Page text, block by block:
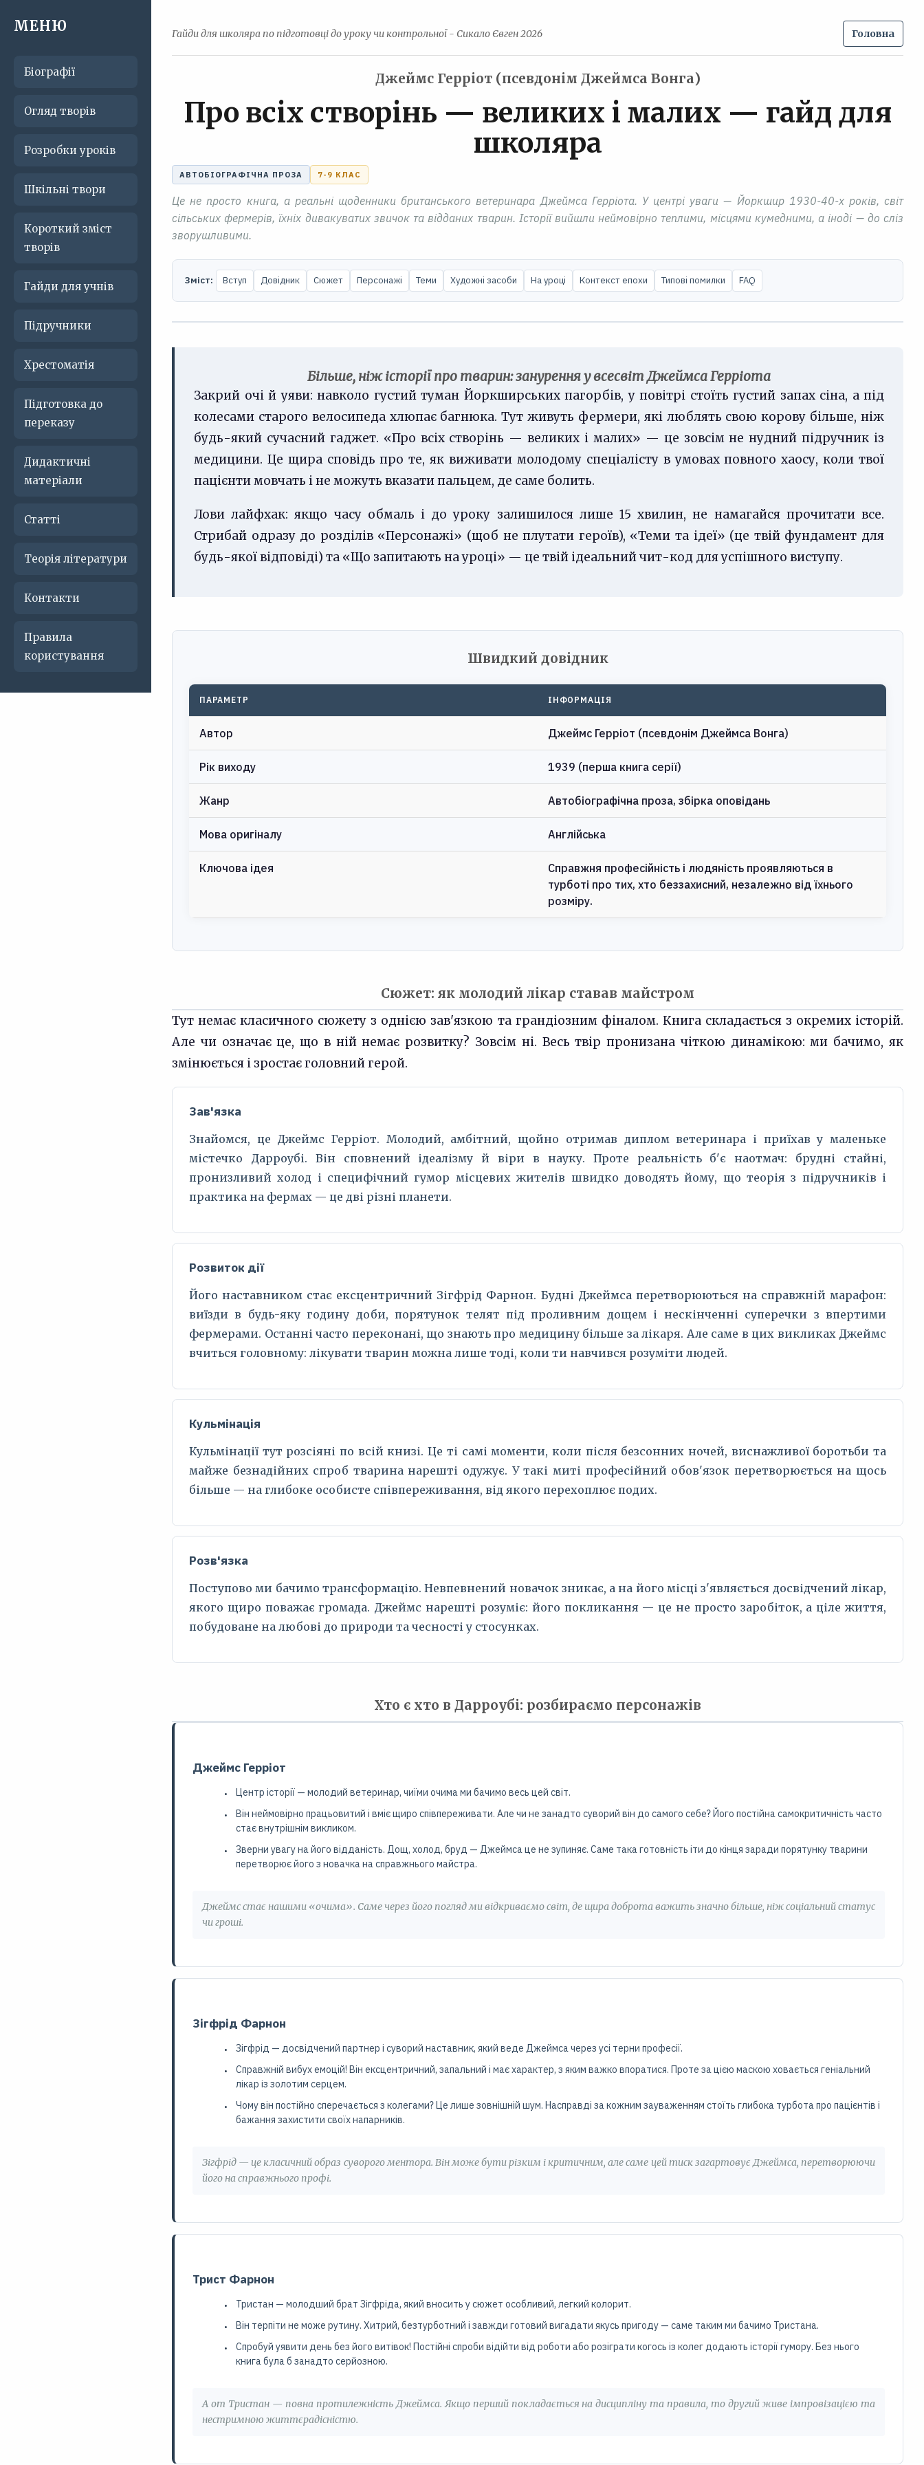
МЕНЮ
Біографії
Огляд творів
Розробки уроків
Шкільні твори
Короткий зміст
творів
Гайди для учнів
Підручники
Хрестоматія
Підготовка до
переказу
Дидактичні
матеріали
Статті
Теорія літератури
Контакти
Правила
користування
Гайди для школяра по підготовці до уроку чи контрольної - Сикало Євген 2026 Головна
Джеймс Герріот (псевдонім Джеймса Вонга)
Про всіх створінь — великих і малих — гайд для
школяра
АВТОБІОГРАФІЧНА ПРОЗА 7-9 КЛАС
Це не просто книга, а реальні щоденники британського ветеринара Джеймса Герріота. У центрі уваги — Йоркшир 1930-40-х років, світ
сільських фермерів, їхніх дивакуватих звичок та відданих тварин. Історії вийшли неймовірно теплими, місцями кумедними, а іноді — до сліз
зворушливими.
Зміст: Вступ Довідник Сюжет Персонажі Теми Художні засоби На уроці Контекст епохи Типові помилки FAQ
Більше, ніж історії про тварин: занурення у всесвіт Джеймса Герріота
Закрий очі й уяви: навколо густий туман Йоркширських пагорбів, у повітрі стоїть густий запах сіна, а під
колесами старого велосипеда хлюпає багнюка. Тут живуть фермери, які люблять свою корову більше, ніж
будь-який сучасний гаджет. «Про всіх створінь — великих і малих» — це зовсім не нудний підручник із
медицини. Це щира сповідь про те, як виживати молодому спеціалісту в умовах повного хаосу, коли твої
пацієнти мовчать і не можуть вказати пальцем, де саме болить.
Лови лайфхак: якщо часу обмаль і до уроку залишилося лише 15 хвилин, не намагайся прочитати все.
Стрибай одразу до розділів «Персонажі» (щоб не плутати героїв), «Теми та ідеї» (це твій фундамент для
будь-якої відповіді) та «Що запитають на уроці» — це твій ідеальний чит-код для успішного виступу.
Швидкий довідник
ПАРАМЕТР ІНФОРМАЦІЯ
Автор Джеймс Герріот (псевдонім Джеймса Вонга)
Рік виходу 1939 (перша книга серії)
Жанр Автобіографічна проза, збірка оповідань
Мова оригіналу Англійська
Ключова ідея
Справжня професійність і людяність проявляються в
турботі про тих, хто беззахисний, незалежно від їхнього
розміру.
Сюжет: як молодий лікар ставав майстром
Тут немає класичного сюжету з однією зав'язкою та грандіозним фіналом. Книга складається з окремих історій.
Але чи означає це, що в ній немає розвитку? Зовсім ні. Весь твір пронизана чіткою динамікою: ми бачимо, як
змінюється і зростає головний герой.
Зав'язка
Знайомся, це Джеймс Герріот. Молодий, амбітний, щойно отримав диплом ветеринара і приїхав у маленьке
містечко Дарроубі. Він сповнений ідеалізму й віри в науку. Проте реальність б'є наотмач: брудні стайні,
пронизливий холод і специфічний гумор місцевих жителів швидко доводять йому, що теорія з підручників і
практика на фермах — це дві різні планети.
Розвиток дії
Його наставником стає ексцентричний Зігфрід Фарнон. Будні Джеймса перетворюються на справжній марафон:
виїзди в будь-яку годину доби, порятунок телят під проливним дощем і нескінченні суперечки з впертими
фермерами. Останні часто переконані, що знають про медицину більше за лікаря. Але саме в цих викликах Джеймс
вчиться головному: лікувати тварин можна лише тоді, коли ти навчився розуміти людей.
Кульмінація
Кульмінації тут розсіяні по всій книзі. Це ті самі моменти, коли після безсонних ночей, виснажливої боротьби та
майже безнадійних спроб тварина нарешті одужує. У такі миті професійний обов'язок перетворюється на щось
більше — на глибоке особисте співпереживання, від якого перехоплює подих.
Розв'язка
Поступово ми бачимо трансформацію. Невпевнений новачок зникає, а на його місці з'являється досвідчений лікар,
якого щиро поважає громада. Джеймс нарешті розуміє: його покликання — це не просто заробіток, а ціле життя,
побудоване на любові до природи та чесності у стосунках.
Хто є хто в Дарроубі: розбираємо персонажів
Джеймс Герріот
Центр історії — молодий ветеринар, чиїми очима ми бачимо весь цей світ.
Він неймовірно працьовитий і вміє щиро співпереживати. Але чи не занадто суворий він до самого себе? Його постійна самокритичність часто
стає внутрішнім викликом.
Зверни увагу на його відданість. Дощ, холод, бруд — Джеймса це не зупиняє. Саме така готовність іти до кінця заради порятунку тварини
перетворює його з новачка на справжнього майстра.
Джеймс стає нашими «очима». Саме через його погляд ми відкриваємо світ, де щира доброта важить значно більше, ніж соціальний статус
чи гроші.
Зігфрід Фарнон
Зігфрід — досвідчений партнер і суворий наставник, який веде Джеймса через усі терни професії.
Справжній вибух емоцій! Він ексцентричний, запальний і має характер, з яким важко впоратися. Проте за цією маскою ховається геніальний
лікар із золотим серцем.
Чому він постійно сперечається з колегами? Це лише зовнішній шум. Насправді за кожним зауваженням стоїть глибока турбота про пацієнтів і
бажання захистити своїх напарників.
Зігфрід — це класичний образ суворого ментора. Він може бути різким і критичним, але саме цей тиск загартовує Джеймса, перетворюючи
його на справжнього профі.
Трист Фарнон
Тристан — молодший брат Зігфріда, який вносить у сюжет особливий, легкий колорит.
Він терпіти не може рутину. Хитрий, безтурботний і завжди готовий вигадати якусь пригоду — саме таким ми бачимо Тристана.
Спробуй уявити день без його витівок! Постійні спроби відійти від роботи або розіграти когось із колег додають історії гумору. Без нього
книга була б занадто серйозною.
А от Тристан — повна протилежність Джеймса. Якщо перший покладається на дисципліну та правила, то другий живе імпровізацією та
нестримною життєрадісністю.